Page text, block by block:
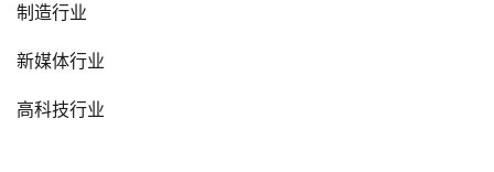
制造行业
新媒体行业
高科技行业